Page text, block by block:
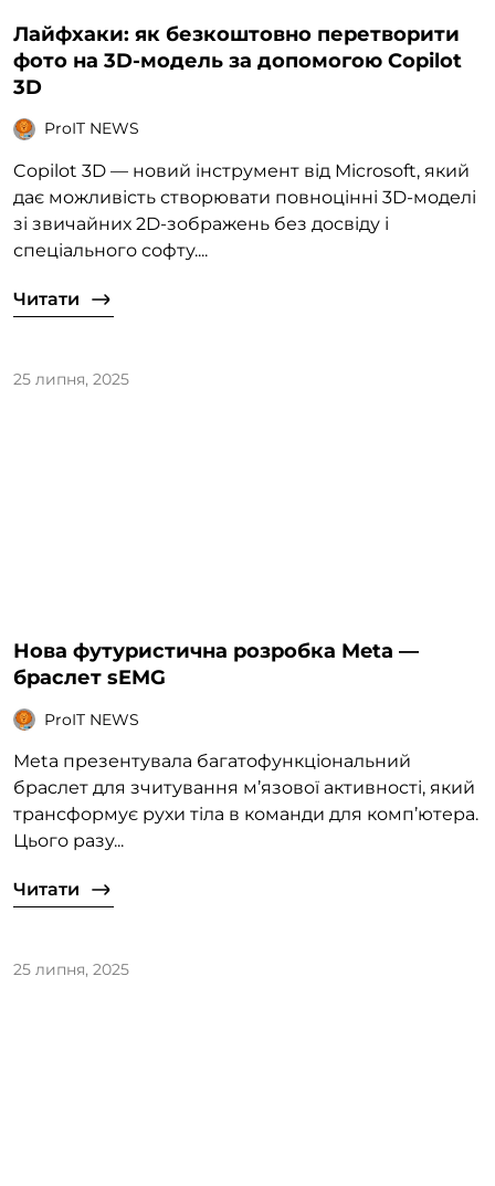
Лайфхаки: як безкоштовно перетворити
фото на 3D-модель за допомогою Copilot
3D
ProIT NEWS
Copilot 3D — новий інструмент від Microsoft, який
дає можливість створювати повноцінні 3D-моделі
зі звичайних 2D-зображень без досвіду і
спеціального софту....
Читати
25 липня, 2025
Нова футуристична розробка Meta —
браслет sEMG
ProIT NEWS
Meta презентувала багатофункціональний
браслет для зчитування м’язової активності, який
трансформує рухи тіла в команди для комп’ютера.
Цього разу...
Читати
25 липня, 2025